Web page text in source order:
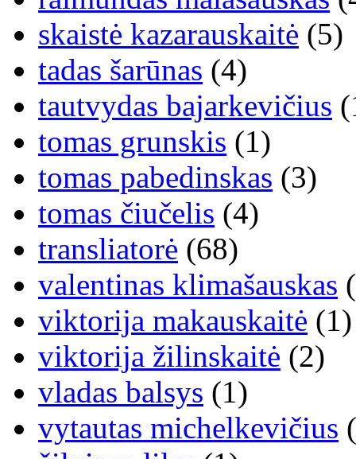
skaistė kazarauskaitė (5)
tadas šarūnas (4)
tautvydas bajarkevičius
tomas grunskis (1)
tomas pabedinskas (3)
tomas čiučelis (4)
transliatorė (68)
valentinas klimašauskas
viktorija makauskaitė (1)
viktorija žilinskaitė (2)
vladas balsys (1)
vytautas michelkevičius